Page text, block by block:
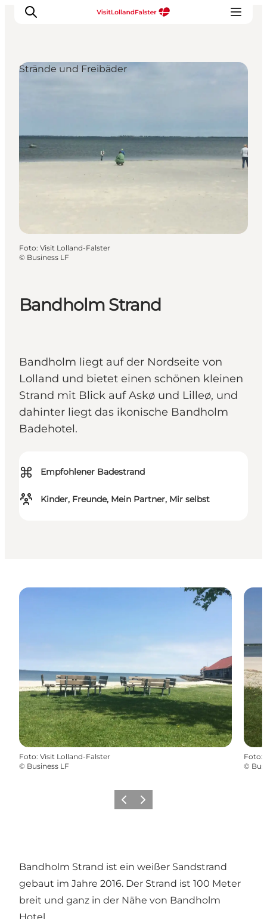
Kultur
Gastronomie
Bandholm Strand
Bandholm liegt auf der Nordseite von
Lolland und bietet einen schönen kleinen
Strand mit Blick auf Askø und Lilleø, und
dahinter liegt das ikonische Bandholm
Badehotel.
⌘ Empfohlener Badestrand
Kinder, Freunde, Mein Partner, Mir selbst
Strände und Freibäder
Foto: Visit Lolland-Falster
© Business LF
Foto: Visit Lolland-Falster
© Business LF
Foto:
©
ZurückWeiter
Bandholm Strand ist ein weißer Sandstrand
gebaut im Jahre 2016. Der Strand ist 100 Meter
breit und ganz in der Nähe von Bandholm